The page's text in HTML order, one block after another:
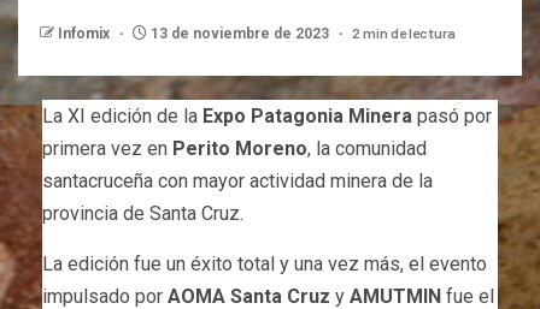
Infomix 13 de noviembre de 2023 2 min de lectura
La XI edición de la Expo Patagonia Minera pasó por
primera vez en Perito Moreno, la comunidad
santacruceña con mayor actividad minera de la
provincia de Santa Cruz.
La edición fue un éxito total y una vez más, el evento
impulsado por AOMA Santa Cruz y AMUTMIN fue el